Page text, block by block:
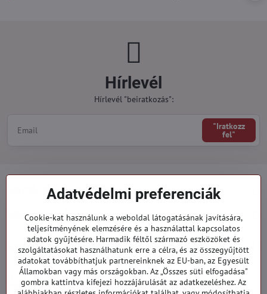
Hírlevél
Hírlevél "beiratkozás":
"Iratkozz
fel"
Minden a vásárlásról
Megrendelések
Kategóriák
919 060 751
Hétfő - Péntek: 09:00 - 15:00 hod.
Adatvédelmi preferenciák
Cookie-kat használunk a weboldal látogatásának javítására,
teljesítményének elemzésére és a használattal kapcsolatos
adatok gyűjtésére. Harmadik féltől származó eszközöket és
szolgáltatásokat használhatunk erre a célra, és az összegyűjtött
adatokat továbbíthatjuk partnereinknek az EU-ban, az Egyesült
Államokban vagy más országokban. Az „Összes süti elfogadása"
gombra kattintva kifejezi hozzájárulását az adatkezeléshez. Az